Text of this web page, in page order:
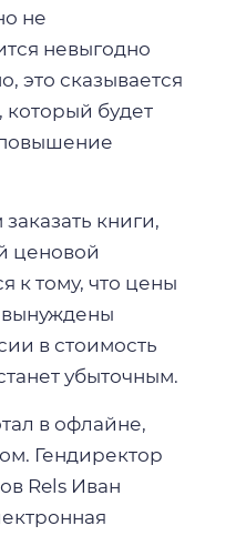
не
невыгодно
это сказывается
который будет
книги,
ценовой
к тому, что цены
вынуждены
в стоимость
убыточным.
в офлайне,
Гендиректор
Rels Иван